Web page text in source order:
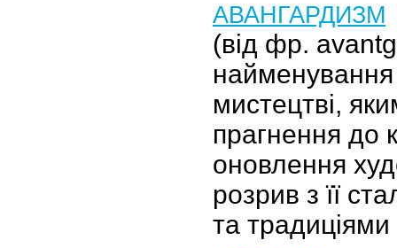
АВАНГАРДИЗМ
(від фр.
найменування
мистецтві,
прагнення до
оновлення
розрив з її
та традиціями